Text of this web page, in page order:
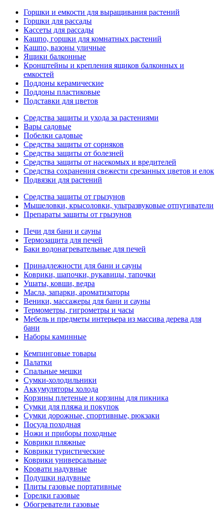
Горшки и емкости для выращивания растений
Горшки для рассады
Кассеты для рассады
Кашпо, горшки для комнатных растений
Кашпо, вазоны уличные
Ящики балконные
Кронштейны и крепления ящиков балконных и
емкостей
Поддоны керамические
Поддоны пластиковые
Подставки для цветов
Средства защиты и ухода за растениями
Вары садовые
Побелки садовые
Средства защиты от сорняков
Средства защиты от болезней
Средства защиты от насекомых и вредителей
Средства сохранения свежести срезанных цветов и елок
Подвязки для растений
Средства защиты от грызунов
Мышеловки, крысоловки, ультразвуковые отпугиватели
Препараты защиты от грызунов
Печи для бани и сауны
Термозащита для печей
Баки водонагревательные для печей
Принадлежности для бани и сауны
Коврики, шапочки, рукавицы, тапочки
Ушаты, ковши, ведра
Масла, запарки, ароматизаторы
Веники, массажеры для бани и сауны
Термометры, гигрометры и часы
Мебель и предметы интерьера из массива дерева для
бани
Наборы каминные
Кемпинговые товары
Палатки
Спальные мешки
Сумки-холодильники
Аккумуляторы холода
Корзины плетеные и корзины для пикника
Сумки для пляжа и покупок
Сумки дорожные, спортивные, рюкзаки
Посуда походная
Ножи и приборы походные
Коврики пляжные
Коврики туристические
Коврики универсальные
Кровати надувные
Подушки надувные
Плиты газовые портативные
Горелки газовые
Обогреватели газовые